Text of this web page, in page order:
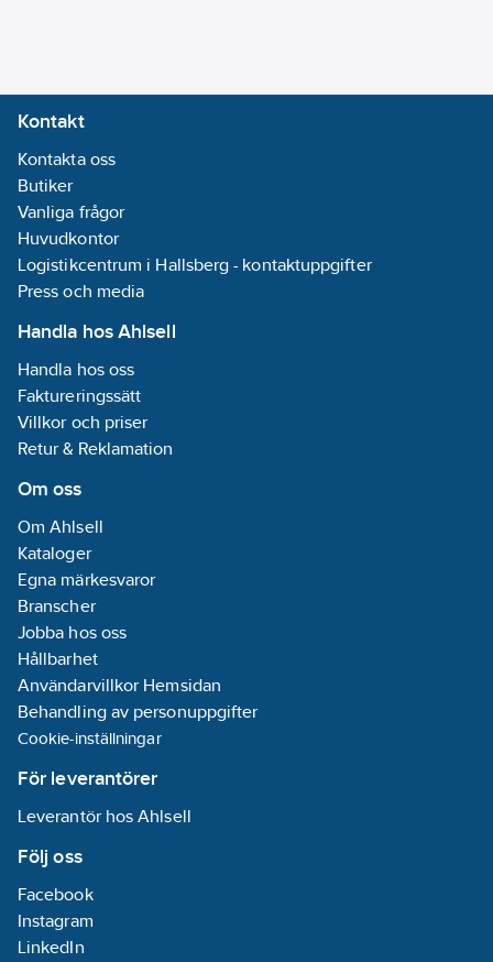
Kontakt
Kontakta oss
Butiker
Vanliga frågor
Huvudkontor
Logistikcentrum i Hallsberg - kontaktuppgifter
Press och media
Handla hos Ahlsell
Handla hos oss
Faktureringssätt
Villkor och priser
Retur & Reklamation
Om oss
Om Ahlsell
Kataloger
Egna märkesvaror
Branscher
Jobba hos oss
Hållbarhet
Användarvillkor Hemsidan
Behandling av personuppgifter
Cookie-inställningar
För leverantörer
Leverantör hos Ahlsell
Följ oss
Facebook
Instagram
LinkedIn